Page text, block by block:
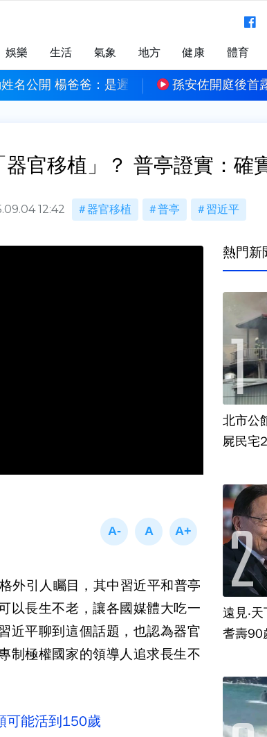
娛樂 生活 氣象 地方 健康 體育
正義 孫安佐開庭後首露面力挺老爸 孫鵬笑喊：
官移植」？ 普亭證實：確
12:42 器官移植 普亭 習近平
外引人矚目，其中習近平和普亭
以長生不老，讓各國媒體大吃一
近平聊到這個話題，也認為器官
制極權國家的領導人追求長生不
可能活到150歲
熱門新
北市公
屍民宅
遠見‧
耆壽90